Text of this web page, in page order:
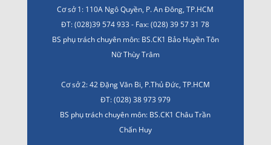
Cơ sở 1: 110A Ngô Quyền, P. An Đông, TP.HCM
ĐT: (028)39 574 933 - Fax: (028) 39 57 31 78
BS phụ trách chuyên môn: BS.CK1 Bảo Huyền Tôn
Nữ Thùy Trâm
Cơ sở 2: 42 Đặng Văn Bi, P.Thủ Đức, TP.HCM
ĐT: (028) 38 973 979
BS phụ trách chuyên môn: BS.CK1 Châu Trần
Chấn Huy